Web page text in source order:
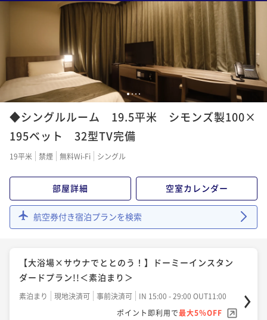
1234
◆シングルルーム 19.5平米 シモンズ製100×
195ベット 32型TV完備
19平米 禁煙 無料Wi-Fi シングル
部屋詳細 空室カレンダー
航空券付き宿泊プランを検索
【大浴場×サウナでととのう！】ドーミーインスタン
ダードプラン!!＜素泊まり＞
素泊まり 現地決済可 事前決済可
IN 15:00 - 29:00 OUT11:00
ポイント即利用で最大5％OFF